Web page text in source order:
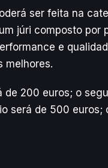
ser feita na
júri composto por
e
melhores.
200 euros; o
será de 500